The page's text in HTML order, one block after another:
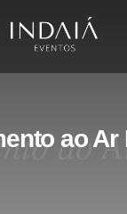
ao Ar
ao